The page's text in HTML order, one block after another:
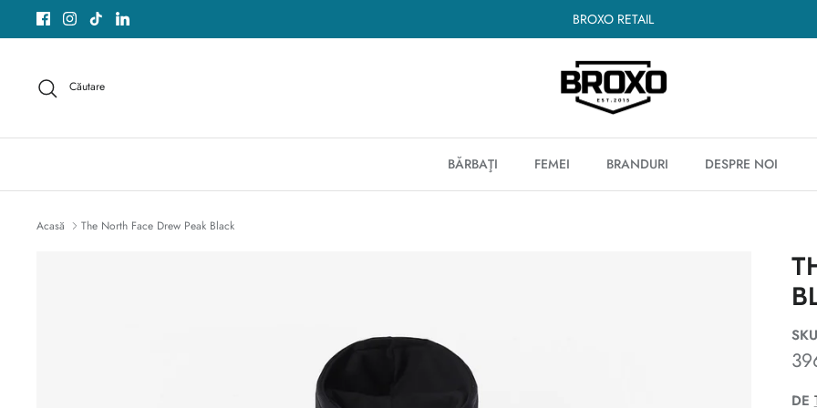
conținut
BROXO RETAIL
Căutare
BĂRBAŢI FEMEI BRANDURI DESPRE NOI
Acasă The North Face Drew Peak Black
DE